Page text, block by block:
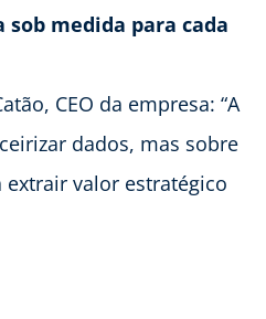
medida para cada
CEO da empresa: “A
dados, mas sobre
valor estratégico